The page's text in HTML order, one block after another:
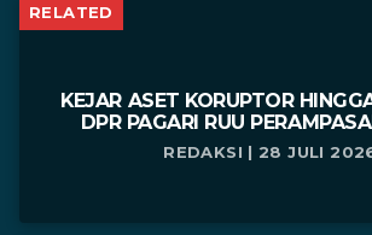
RELATED
KEJAR ASET KORUPTOR
DPR PAGARI RUU
REDAKSI | 28 JULI